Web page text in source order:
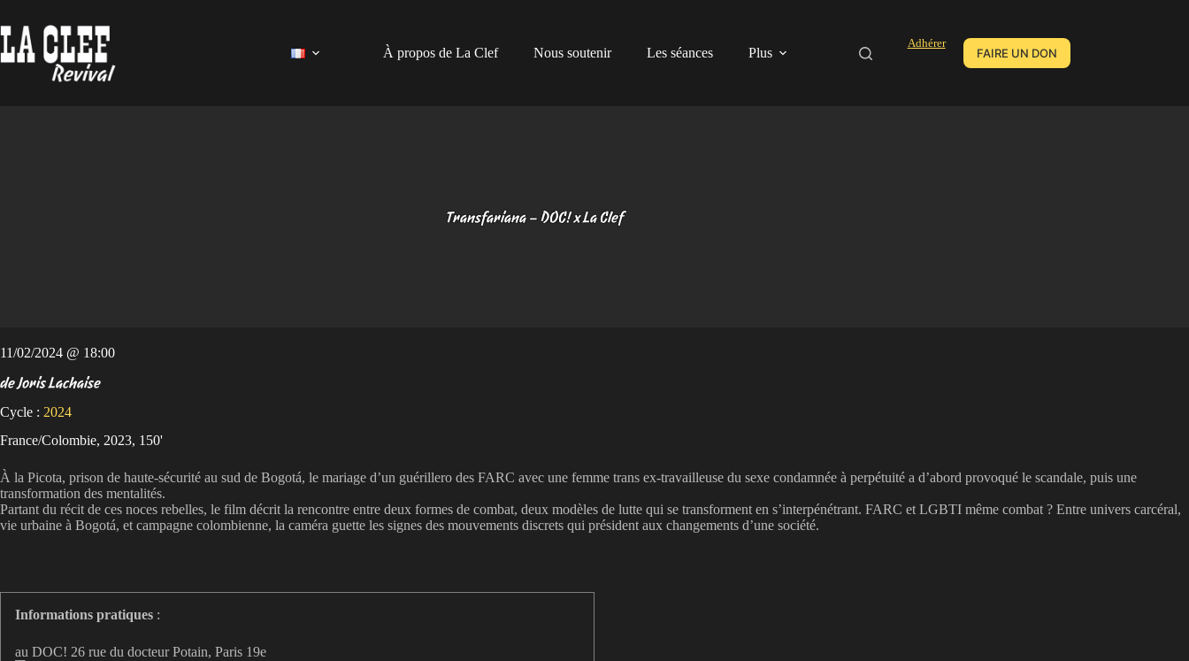
au
contenu
À propos de La Clef
Nous soutenir Les séances Plus
Adhérer
FAIRE UN DON
Transfariana – DOC! x La Clef
11/02/2024 @ 18:00
de Joris Lachaise
Cycle : 2024
France/Colombie, 2023, 150'
À la Picota, prison de haute-sécurité au sud de Bogotá, le mariage d’un guérillero des FARC avec une femme trans ex-travailleuse du sexe condamnée à perpétuité a d’abord provoqué le scandale, puis une
transformation des mentalités.
Partant du récit de ces noces rebelles, le film décrit la rencontre entre deux formes de combat, deux modèles de lutte qui se transforment en s’interpénétrant. FARC et LGBTI même combat ? Entre univers carcéral,
vie urbaine à Bogotá, et campagne colombienne, la caméra guette les signes des mouvements discrets qui président aux changements d’une société.
Informations pratiques :
au DOC! 26 rue du docteur Potain, Paris 19e